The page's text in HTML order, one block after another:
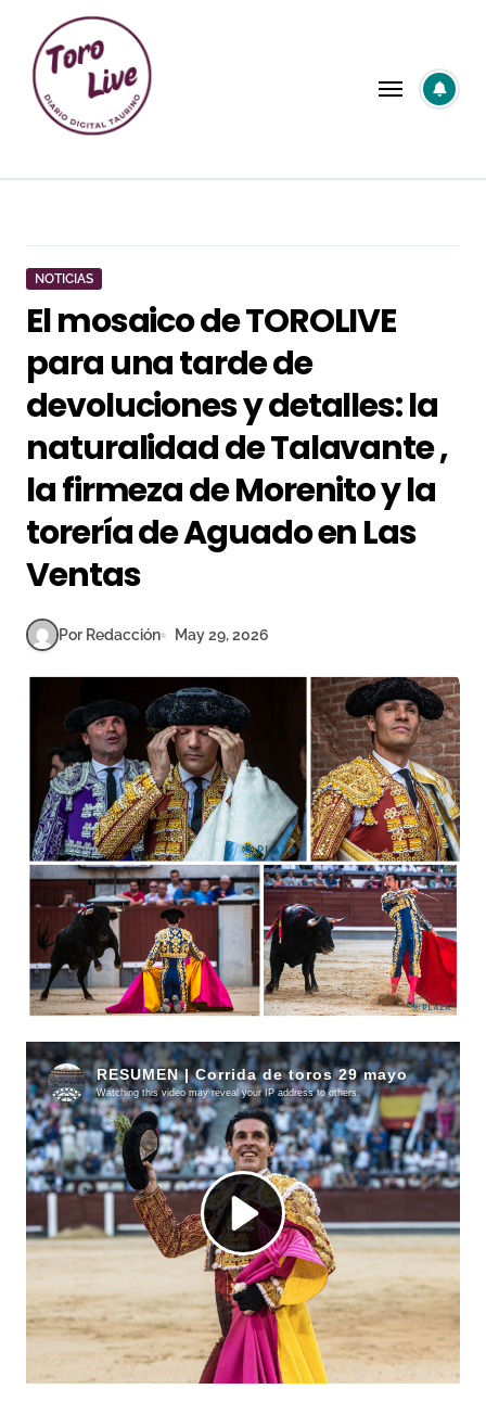
contenido
NOTICIAS
El mosaico de TOROLIVE
para una tarde de
devoluciones y detalles: la
naturalidad de Talavante ,
la firmeza de Morenito y la
torería de Aguado en Las
Ventas
Por Redacción May 29, 2026